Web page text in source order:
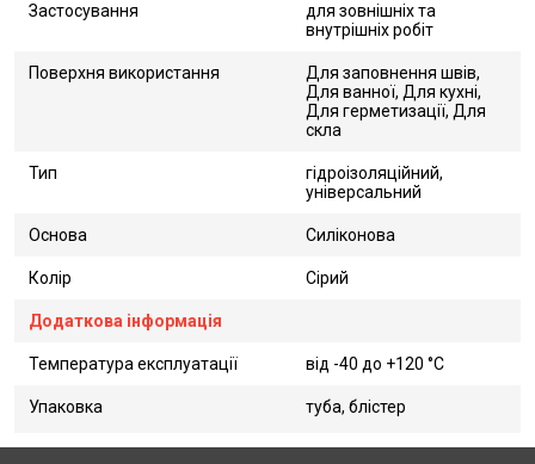
Застосування
для зовнішніх та
внутрішніх робіт
Поверхня використання
Для заповнення швів,
Для ванної, Для кухні,
Для герметизації, Для
скла
Тип
гідроізоляційний,
універсальний
Основа Силіконова
Колір Сірий
Додаткова інформація
Температура експлуатації від -40 до +120 °C
Упаковка туба, блістер